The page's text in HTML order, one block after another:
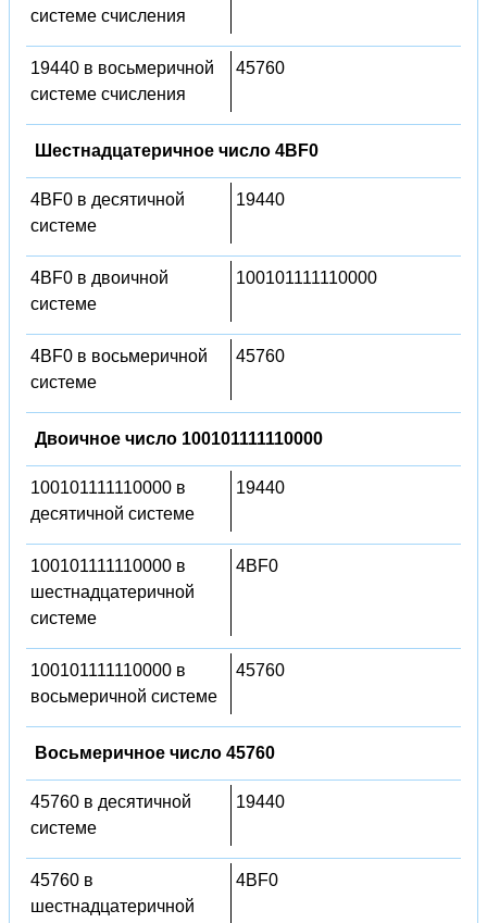
системе счисления
19440 в восьмеричной
системе счисления
45760
Шестнадцатеричное число 4BF0
4BF0 в десятичной
системе
19440
4BF0 в двоичной
системе
100101111110000
4BF0 в восьмеричной
системе
45760
Двоичное число 100101111110000
100101111110000 в
десятичной системе
19440
100101111110000 в
шестнадцатеричной
системе
4BF0
100101111110000 в
восьмеричной системе
45760
Восьмеричное число 45760
45760 в десятичной
системе
19440
45760 в
шестнадцатеричной
4BF0